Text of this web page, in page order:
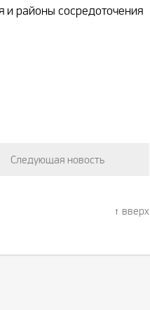
районы сосредоточения
Следующая новость
вверх